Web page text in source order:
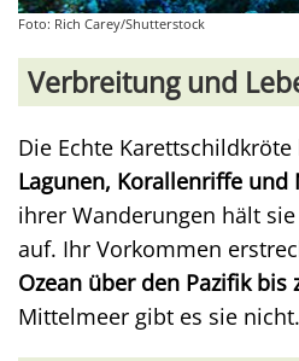
Foto: Rich Carey/Shutterstock
Verbreitung und
Die Echte
Lagunen, Korallenriffe und
ihrer Wanderungen hält
auf. Ihr Vorkommen
Ozean über den Pazifik bis
Mittelmeer gibt es sie nicht.